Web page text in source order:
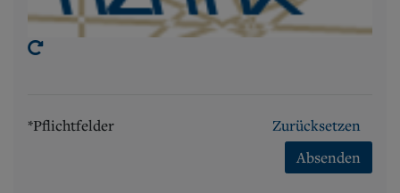
*Pflichtfelder
Zurücksetzen
Absenden